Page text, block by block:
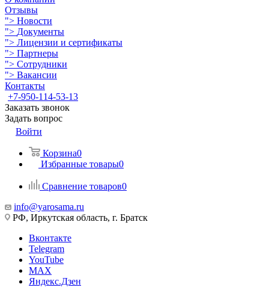
Отзывы
"> Новости
"> Документы
"> Лицензии и сертификаты
"> Партнеры
"> Сотрудники
"> Вакансии
Контакты
+7-950-114-53-13
Заказать звонок
Задать вопрос
Войти
Корзина0
Избранные товары0
Сравнение товаров0
info@yarosama.ru
РФ, Иркутская область, г. Братск
Вконтакте
Telegram
YouTube
MAX
Яндекс.Дзен